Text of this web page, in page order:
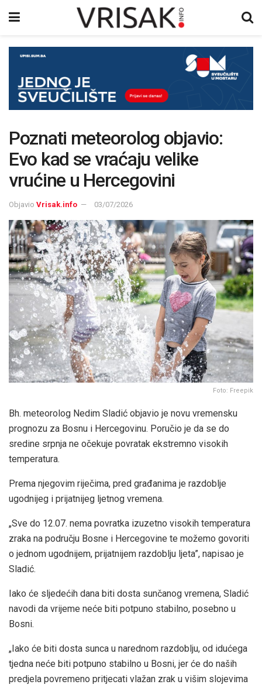
Poznati meteorolog objavio:
Evo kad se vraćaju velike
vrućine u Hercegovini
Objavio Vrisak.info 03/07/2026
Foto: Freepik
Bh. meteorolog Nedim Sladić objavio je novu vremensku
prognozu za Bosnu i Hercegovinu. Poručio je da se do
sredine srpnja ne očekuje povratak ekstremno visokih
temperatura.
Prema njegovim riječima, pred građanima je razdoblje
ugodnijeg i prijatnijeg ljetnog vremena.
„Sve do 12.07. nema povratka izuzetno visokih temperatura
zraka na području Bosne i Hercegovine te možemo govoriti
o jednom ugodnijem, prijatnijem razdoblju ljeta”, napisao je
Sladić.
Iako će sljedećih dana biti dosta sunčanog vremena, Sladić
navodi da vrijeme neće biti potpuno stabilno, posebno u
Bosni.
„Iako će biti dosta sunca u narednom razdoblju, od idućega
tjedna neće biti potpuno stabilno u Bosni, jer će do naših
predjela povremeno pritjecati vlažan zrak u višim slojevima